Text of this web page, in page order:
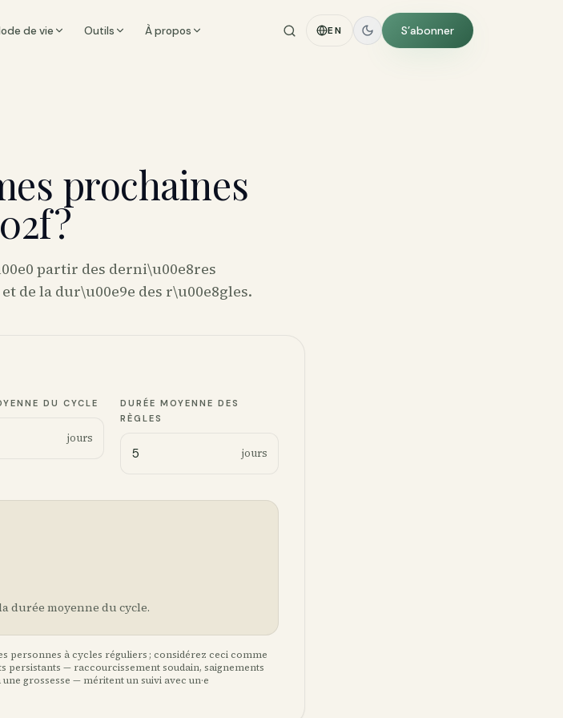
de vie Outils À propos EN S’abonner
prochaines
partir des derni\u00e8res
de la dur\u00e9e des r\u00e8gles.
DU CYCLE
jours
DURÉE MOYENNE DES
RÈGLES
jours
durée moyenne du cycle.
personnes à cycles réguliers ; considérez ceci comme
persistants — raccourcissement soudain, saignements
grossesse — méritent un suivi avec un·e